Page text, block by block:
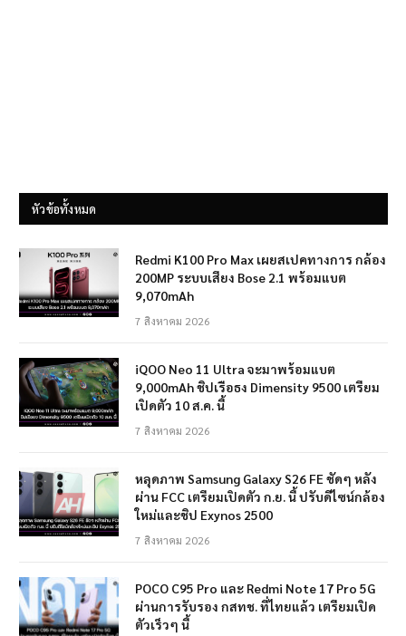
หัวข้อทั้งหมด
Redmi K100 Pro Max เผยสเปคทางการ กล้อง
200MP ระบบเสียง Bose 2.1 พร้อมแบต
9,070mAh
7 สิงหาคม 2026
iQOO Neo 11 Ultra จะมาพร้อมแบต
9,000mAh ชิปเรือธง Dimensity 9500 เตรียม
เปิดตัว 10 ส.ค. นี้
7 สิงหาคม 2026
หลุดภาพ Samsung Galaxy S26 FE ชัดๆ หลัง
ผ่าน FCC เตรียมเปิดตัว ก.ย. นี้ ปรับดีไซน์กล้อง
ใหม่และชิป Exynos 2500
7 สิงหาคม 2026
POCO C95 Pro และ Redmi Note 17 Pro 5G
ผ่านการรับรอง กสทช. ที่ไทยแล้ว เตรียมเปิด
ตัวเร็วๆ นี้